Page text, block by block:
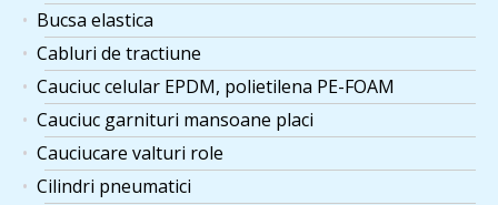
Bucsa elastica
Cabluri de tractiune
Cauciuc celular EPDM, polietilena PE-FOAM
Cauciuc garnituri mansoane placi
Cauciucare valturi role
Cilindri pneumatici